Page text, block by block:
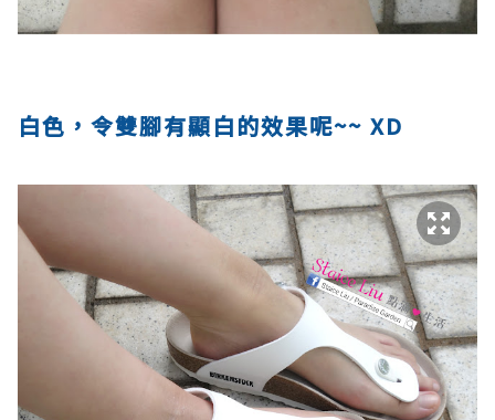
白色，令雙腳有顯白的效果呢~~ XD